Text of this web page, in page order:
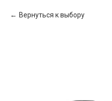
Вернуться к выбору